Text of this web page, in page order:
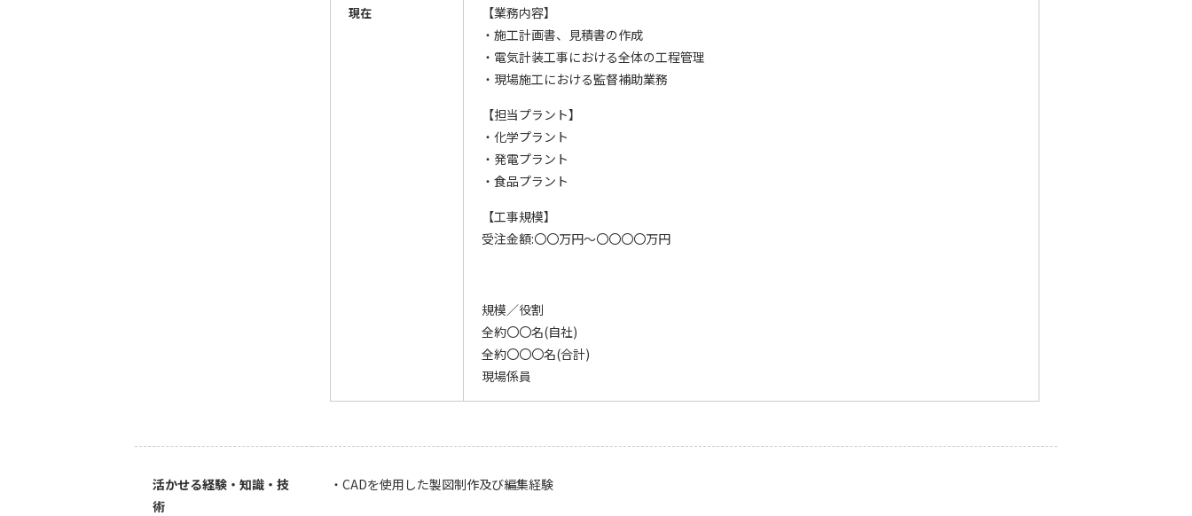
現在
【業務内容】
・施工計画書、見積書の作成
・電気計装工事における全体の工程管理
・現場施工における監督補助業務
【担当プラント】
・化学プラント
・発電プラント
・食品プラント
【工事規模】
受注金額:〇〇万円～〇〇〇〇万円
規模／役割
全約〇〇名(自社)
全約〇〇〇名(合計)
現場係員
活かせる経験・知識・技
術
・CADを使用した製図制作及び編集経験